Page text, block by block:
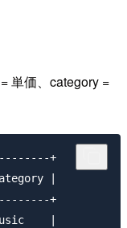
単価、category =
+
|
+
|